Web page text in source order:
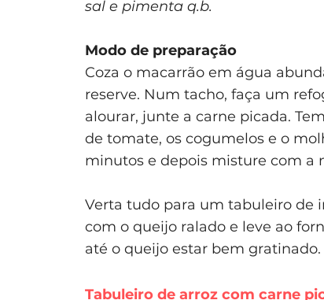
sal e pimenta q.b.
Modo de preparação
Coza o macarrão em água
reserve. Num tacho, faça um
alourar, junte a carne picada.
de tomate, os cogumelos e o
minutos e depois misture com a
Verta tudo para um tabuleiro de
com o queijo ralado e leve ao
até o queijo estar bem
Tabuleiro de arroz com carne